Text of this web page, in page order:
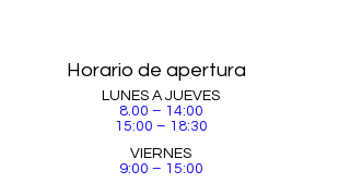
Horario de apertura
LUNES A JUEVES
​8.00 – 14:00
15:00 – 18:30
VIERNES
9:00 – 15:00